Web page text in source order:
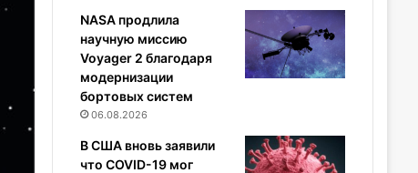
NASA продлила
научную миссию
Voyager 2 благодаря
модернизации
бортовых систем
06.08.2026
В США вновь заявили
что COVID-19 мог